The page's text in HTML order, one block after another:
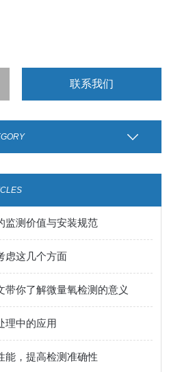
联系我们
监测价值与安装规范
虑这几个方面
带你了解微量氧检测的意义
理中的应用
能，提高检测准确性